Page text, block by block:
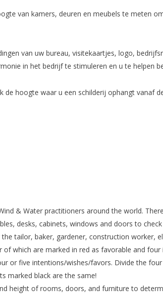
van kamers, deuren en meubels te meten
van uw bureau, visitekaartjes, logo,
in het bedrijf te stimuleren en u te helpen
de hoogte waar u een schilderij ophangt vanaf
& Water practitioners around the world.
desks, cabinets, windows and doors to
tailor, baker, gardener, construction worker,
which are marked in red as favorable and
or five intentions/wishes/favors. Divide the
marked black are the same!
height of rooms, doors, and furniture to